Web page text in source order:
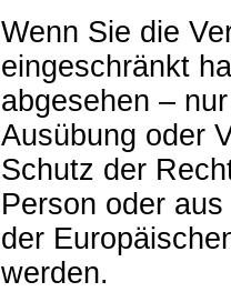
Wenn Sie die
eingeschränkt
abgesehen –
Ausübung oder
Schutz der
Person oder
der
werden.